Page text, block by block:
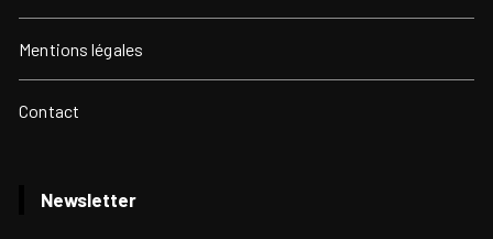
Mentions légales
Contact
Newsletter